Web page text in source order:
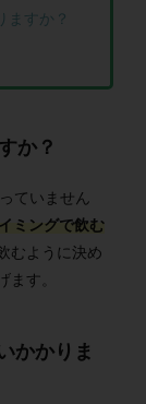
ますか？
か？
ていません
ミングで飲む
むように決め
す。
かかりま